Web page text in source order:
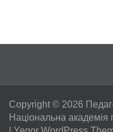
Copyright © 2026
Національна академія